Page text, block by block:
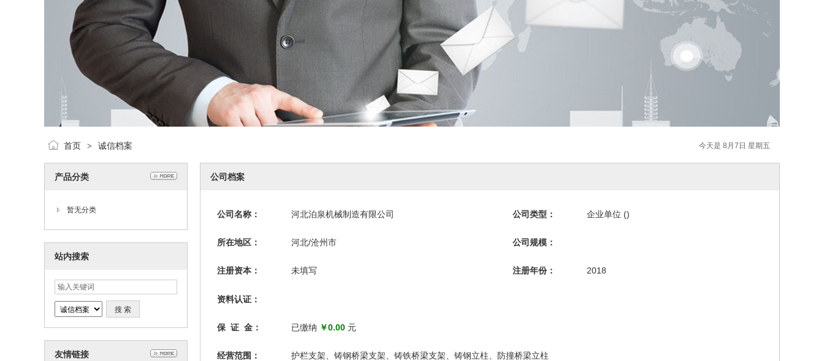
今天是 8月7日 星期五
首页 > 诚信档案
产品分类
暂无分类
站内搜索
友情链接
公司档案
公司名称： 河北泊泉机械制造有限公司 公司类型： 企业单位 ()
所在地区： 河北/沧州市 公司规模：
注册资本： 未填写 注册年份： 2018
资料认证：
保 证 金： 已缴纳 ￥0.00 元
经营范围： 护栏支架、铸钢桥梁支架、铸铁桥梁支架、铸钢立柱、防撞桥梁立柱